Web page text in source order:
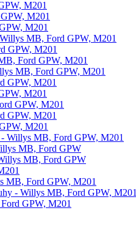
M201
M201
M201
MB, Ford GPW, M201
GPW, M201
Ford GPW, M201
MB, Ford GPW, M201
GPW, M201
M201
GPW, M201
GPW, M201
M201
Willys MB, Ford GPW, M201
MB, Ford GPW
MB, Ford GPW
MB, Ford GPW, M201
- Willys MB, Ford GPW, M201
GPW, M201